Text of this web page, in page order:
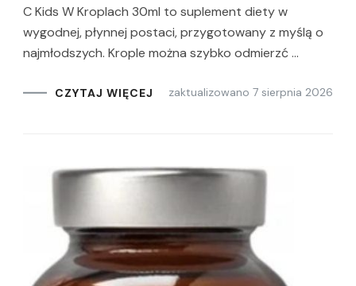
C Kids W Kroplach 30ml to suplement diety w
wygodnej, płynnej postaci, przygotowany z myślą o
najmłodszych. Krople można szybko odmierzć …
CZYTAJ WIĘCEJ zaktualizowano 7 sierpnia 2026